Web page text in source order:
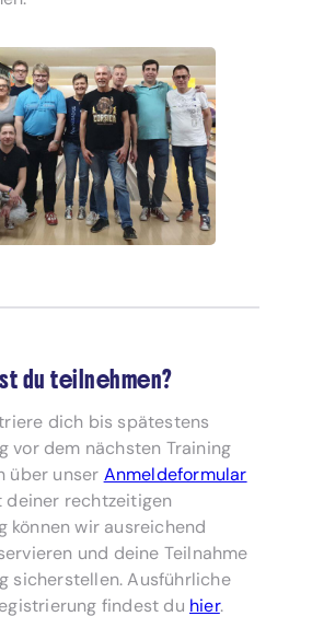
du teilnehmen?
dich bis spätestens
vor dem nächsten Training
über unser Anmeldeformular
deiner rechtzeitigen
können wir ausreichend
und deine Teilnahme
sicherstellen. Ausführliche
findest du hier.